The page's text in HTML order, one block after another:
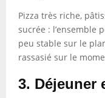
Pizza très riche,
sucrée : l’ensemble
peu stable sur le
rassasié sur le
3. Déjeuner